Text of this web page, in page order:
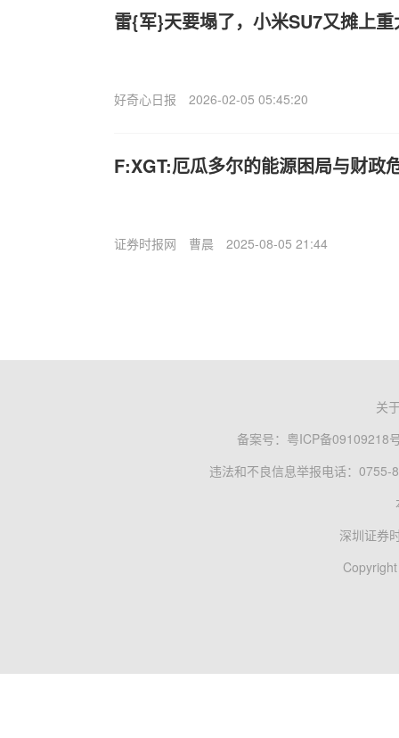
雷{军}天要塌了，小米SU7又摊上
好奇心日报 2026-02-05 05:45:20
F:XGT:厄瓜多尔的能源困局与财政
证券时报网 曹晨 2025-08-05 21:44
关
备案号： 粤ICP备09109218
违法和不良信息举报电话：0755-
深圳证券